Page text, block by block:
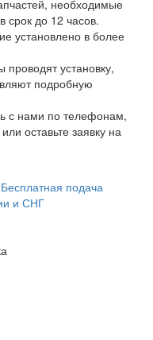
необходимые
срок до 12 часов.
установлено в более
установку,
подробную
с нами по телефонам,
оставьте заявку на